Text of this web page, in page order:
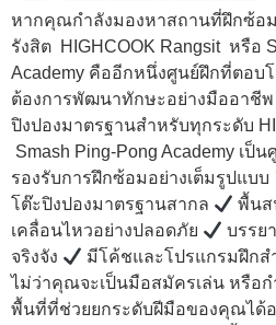
หากคุณกำลังมองหาสถานที่ฝึกซ้อม
รังสิต HIGHCOOK Rangsit หรือ
Academy คืออีกหนึ่งศูนย์ฝึกที่ตอบ
ต้องการพัฒนาทักษะอย่างมืออาชีพ
ปิงปองมาตรฐานสำหรับทุกระดับ
Smash Ping-Pong Academy เป็
รองรับการฝึกซ้อมอย่างเต็มรูปแบบ
โต๊ะปิงปองมาตรฐานสากล
พื้นส
เคลื่อนไหวอย่างปลอดภัย
บรรย
จริงจัง
มีโค้ชและโปรแกรมฝึก
ไม่ว่าคุณจะเป็นมือสมัครเล่น หรือ
พื้นที่ที่ช่วยยกระดับฝีมือของคุณได้อ